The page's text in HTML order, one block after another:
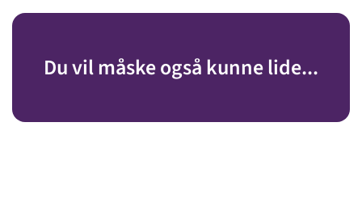
Du vil måske også kunne lide...